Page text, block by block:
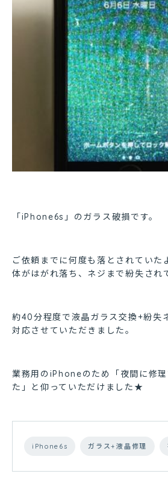
「iPhone6s」のガラス破損です。
ご依頼までに何度も落とされていた
体がはがれ落ち、ネジまで紛失され
約40分程度で液晶ガラス交換+紛失
対応させていただきました。
業務用のiPhoneのため「夜間に修
た」と仰っていただけました★
iPhone6s ガラス+液晶修理